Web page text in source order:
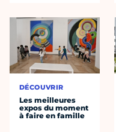
DÉCOUVRIR
Les meilleures
expos du moment
à faire en famille